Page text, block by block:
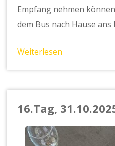
Empfang nehmen
dem Bus nach Hause
Weiterlesen
16.Tag,